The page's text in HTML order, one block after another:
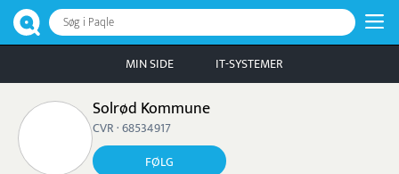
Søg i Paqle
MIN SIDE IT-SYSTEMER
Solrød Kommune
CVR · 68534917
FØLG